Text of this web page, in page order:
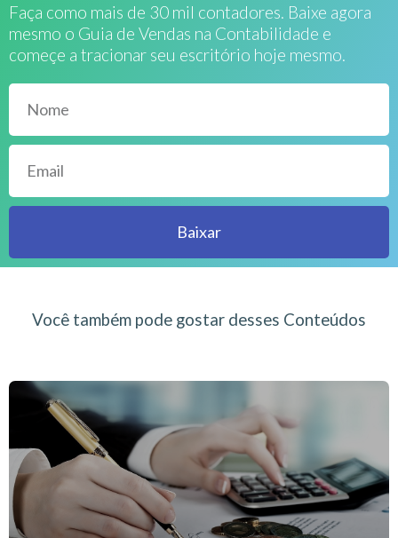
Faça como mais de 30 mil contadores. Baixe agora
mesmo o Guia de Vendas na Contabilidade e
começe a tracionar seu escritório hoje mesmo.
Baixar
Você também pode gostar desses Conteúdos